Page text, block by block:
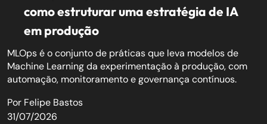
como estruturar uma estratégia de IA
em produção
MLOps é o conjunto de práticas que leva modelos de
Machine Learning da experimentação à produção, com
automação, monitoramento e governança contínuos.
Por Felipe Bastos
31/07/2026